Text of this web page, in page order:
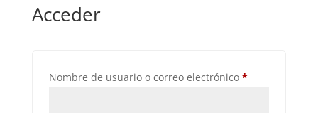
Acceder
Nombre de usuario o correo electrónico *Obligatorio